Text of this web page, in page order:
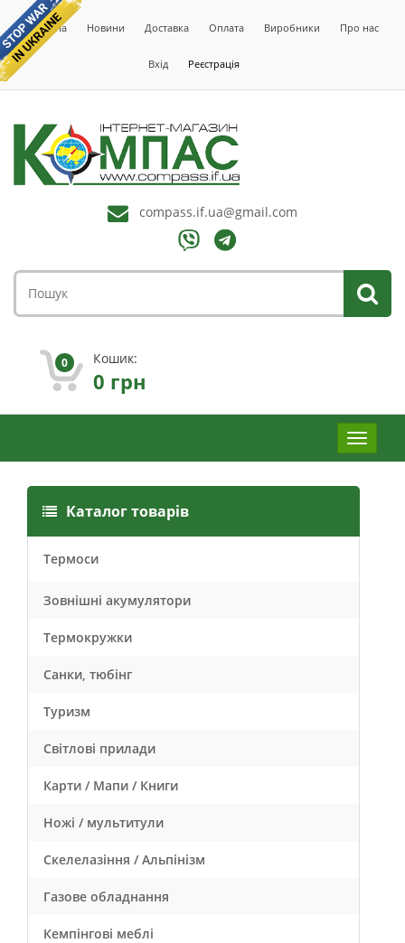
Головна Новини Доставка Оплата Виробники Про нас
Вхід Реєстрація
compass.if.ua@gmail.com
0 Кошик:
0 грн
Меню
Каталог товарів
Термоси
Зовнішні акумулятори
Термокружки
Санки, тюбінг
Туризм
Світлові прилади
Карти / Мапи / Книги
Ножі / мультитули
Скелелазіння / Альпінізм
Газове обладнання
Кемпінгові меблі